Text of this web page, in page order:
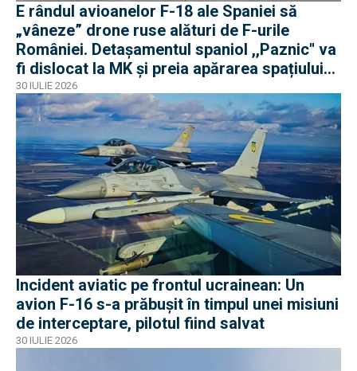
E rândul avioanelor F-18 ale Spaniei să
„vâneze” drone ruse alături de F-urile
României. Detașamentul spaniol ,,Paznic'' va
fi dislocat la MK și preia apărarea spațiului
aerian românesc
30 IULIE 2026
Incident aviatic pe frontul ucrainean: Un
avion F-16 s-a prăbușit în timpul unei misiuni
de interceptare, pilotul fiind salvat
30 IULIE 2026